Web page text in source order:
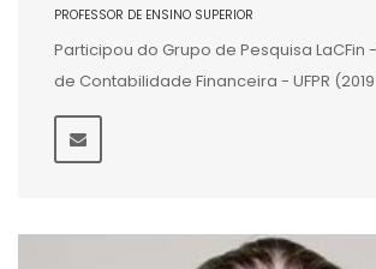
PROFESSOR DE ENSINO SUPERIOR
Participou do Grupo de Pesquisa LaCFin
de Contabilidade Financeira - UFPR